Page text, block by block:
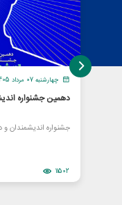
چهارشنبه 07 مرداد 1405
دهمین جشنواره
جشنواره اندیشمندان
11502